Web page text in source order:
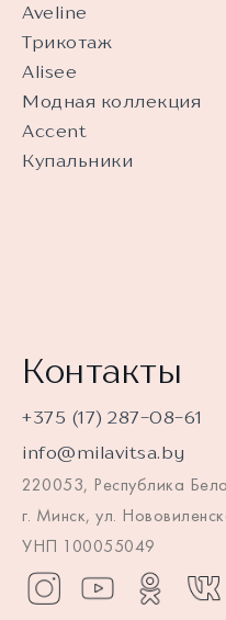
Aveline
Трикотаж
Alisee
Модная коллекция
Accent
Купальники
Контакты
+375 (17) 287-08-61
info@milavitsa.by
220053, Республика
г. Минск, ул.
УНП 100055049